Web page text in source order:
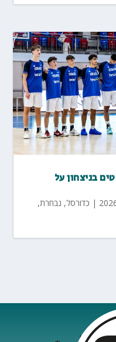
בניצחון על
| כדורסל, נבחרת,